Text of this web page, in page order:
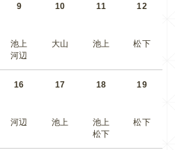
9
池上
河辺
10
大山
11
池上
12
松下
16
河辺
17
池上
18
池上
松下
19
松下